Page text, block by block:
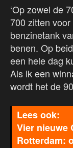
‘Op zowel de
700 zitten
benzinetank
benen. Op
een hele dag
Als ik een
wordt het de
Vier nieuwe
Rotterdam: